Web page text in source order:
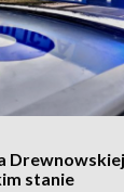
stanie